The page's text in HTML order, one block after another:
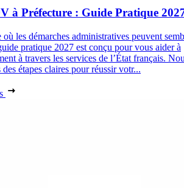
à Préfecture : Guide Pratique
les démarches administratives peuvent
pratique 2027 est conçu pour vous aider à
à travers les services de l’État français.
étapes claires pour réussir votr...